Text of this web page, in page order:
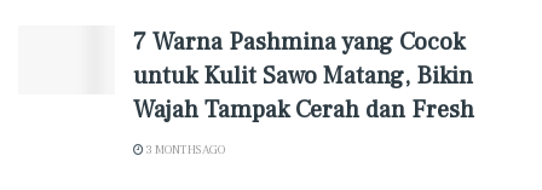
7 Warna Pashmina yang Cocok
untuk Kulit Sawo Matang, Bikin
Wajah Tampak Cerah dan Fresh
3 MONTHS AGO